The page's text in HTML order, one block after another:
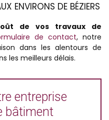
ENVIRONS DE BÉZIERS
de vos travaux de
de contact, notre
dans les alentours de
les meilleurs délais.
entreprise
bâtiment